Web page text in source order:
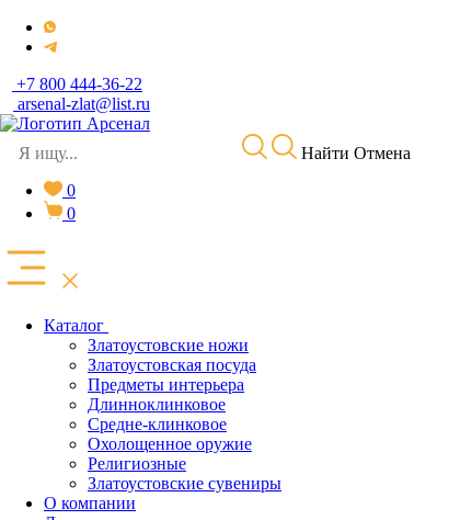
+7 800 444-36-22
arsenal-zlat@list.ru
Найти Отмена
0
0
Каталог
Златоустовские ножи
Златоустовская посуда
Предметы интерьера
Длинноклинковое
Средне-клинковое
Охолощенное оружие
Религиозные
Златоустовские сувениры
О компании